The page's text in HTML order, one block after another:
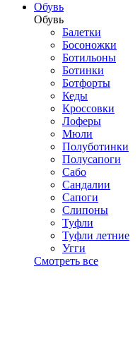
Обувь
Обувь
Балетки
Босоножки
Ботильоны
Ботинки
Ботфорты
Кеды
Кроссовки
Лоферы
Мюли
Полуботинки
Полусапоги
Сабо
Сандалии
Сапоги
Слипоны
Туфли
Туфли летние
Угги
Смотреть все